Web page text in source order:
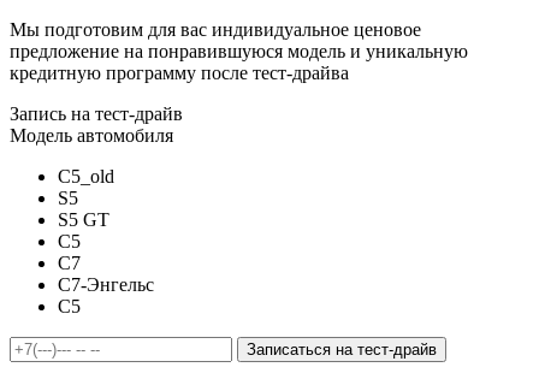
Мы подготовим для вас индивидуальное ценовое
предложение на понравившуюся модель и уникальную
кредитную программу после тест-драйва
Запись на тест-драйв
Модель автомобиля
C5_old
S5
S5 GT
C5
C7
C7-Энгельс
C5
Записаться на тест-драйв